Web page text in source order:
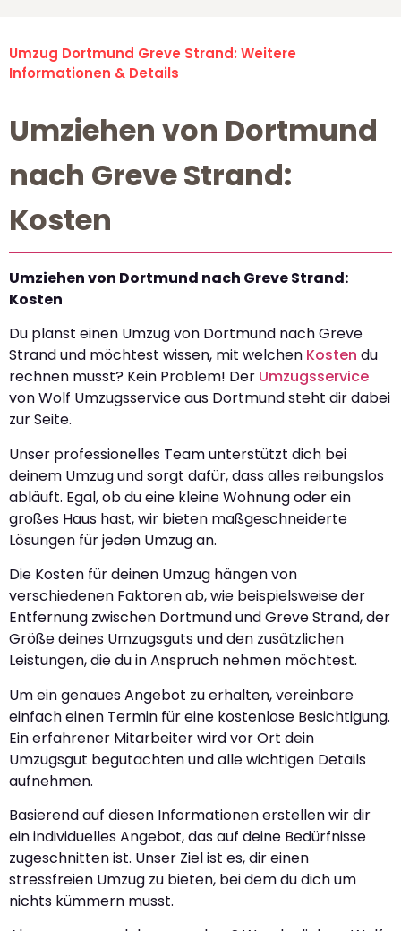
Umzug Dortmund Greve Strand: Weitere
Informationen & Details
Umziehen von Dortmund
nach Greve Strand:
Kosten
Umziehen von Dortmund nach Greve Strand:
Kosten
Du planst einen Umzug von Dortmund nach Greve
Strand und möchtest wissen, mit welchen Kosten du
rechnen musst? Kein Problem! Der Umzugsservice
von Wolf Umzugsservice aus Dortmund steht dir dabei
zur Seite.
Unser professionelles Team unterstützt dich bei
deinem Umzug und sorgt dafür, dass alles reibungslos
abläuft. Egal, ob du eine kleine Wohnung oder ein
großes Haus hast, wir bieten maßgeschneiderte
Lösungen für jeden Umzug an.
Die Kosten für deinen Umzug hängen von
verschiedenen Faktoren ab, wie beispielsweise der
Entfernung zwischen Dortmund und Greve Strand, der
Größe deines Umzugsguts und den zusätzlichen
Leistungen, die du in Anspruch nehmen möchtest.
Um ein genaues Angebot zu erhalten, vereinbare
einfach einen Termin für eine kostenlose Besichtigung.
Ein erfahrener Mitarbeiter wird vor Ort dein
Umzugsgut begutachten und alle wichtigen Details
aufnehmen.
Basierend auf diesen Informationen erstellen wir dir
ein individuelles Angebot, das auf deine Bedürfnisse
zugeschnitten ist. Unser Ziel ist es, dir einen
stressfreien Umzug zu bieten, bei dem du dich um
nichts kümmern musst.